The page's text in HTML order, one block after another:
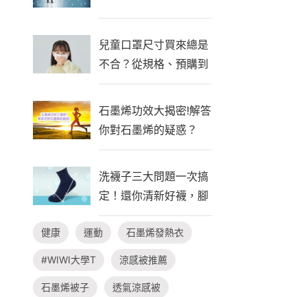
兒童口罩尺寸買來總是
不合？從規格、預購到
自製一次看懂！
石墨烯功效大揭密!解答
你對石墨烯的疑惑？
洗襪子三大問題一次搞
定！還你清新好襪，腳
臭不隨行
健康 運動 石墨烯發熱衣
#WIWI大學T 涼感被推薦
石墨烯被子 透氣涼感被